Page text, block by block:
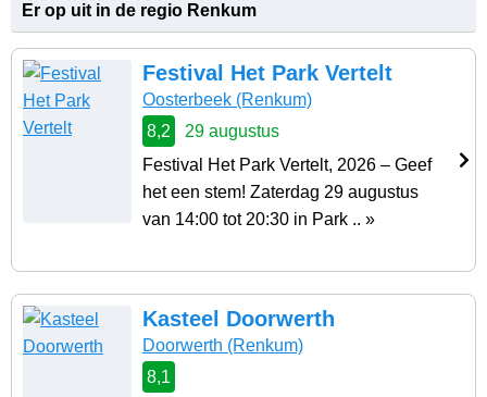
Er op uit in de regio Renkum
Festival Het Park Vertelt
Oosterbeek (Renkum)
8,2
29 augustus
Festival Het Park Vertelt, 2026 – Geef
het een stem! Zaterdag 29 augustus
van 14:00 tot 20:30 in Park .. »
Kasteel Doorwerth
Doorwerth (Renkum)
8,1